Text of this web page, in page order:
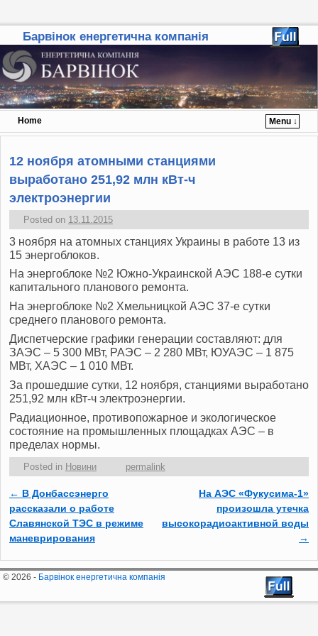
Барвінок енергетична компанія
Home
Menu ↓
Skip to primary content
Skip to secondary content
12 ноября атомными станциями
выработано 251,92 млн кВт-ч
электроэнергии
Posted on 13.11.2015
3 ноября на атомных станциях Украины в работе 13 из
15 энергоблоков.
На энергоблоке №2 Южно-Украинской АЭС 188-е сутки
капитального планового ремонта.
На энергоблоке №2 Хмельницкой АЭС 37-е сутки
среднего планового ремонта.
Диспетчерские графики генерации составляют: для
ЗАЭС – 5 300 МВт, РАЭС – 2 280 МВт, ЮУАЭС – 1 875
МВт, ХАЭС – 1 010 МВт.
За прошедшие сутки, 12 ноября, станциями выработано
251,92 млн кВт-ч электроэнергии.
Радиационное, противопожарное и экологическое
состояние на промышленных площадках АЭС – в
пределах нормы.
Posted in Новини permalink
Post navigation
← В Донбассэнерго
рассказали о работе
Славянской ТЭС в режиме
маневрирования
На АЭС «Фукусима-1»
произошла утечка
высокорадиоактивной воды
→
© 2026 - Барвінок енергетична компанія